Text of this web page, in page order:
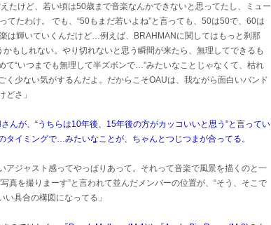
たけど、若い頃は50歳まで音楽なんかできないと思ってたし、ミュー
てたわけ。 でも、“50もまだ若いよね”と言っても、50は50で、60は
は輝いていくんだけど…例えば、BRAHMANに関してはもっと刹那
もしれない。やり切れないと思う瞬間が来たら、無理してできるも
て“いつまでも無理して半ズボンで…”みたいなことじゃなくて、枯れ
く少ない気がするんだよ。だからこそOAUは、我ながら面白いバンド
どさ」
んが、“うちらは10年後、15年後の方がカッコいいと思う”と言ってい
タイミングで…みたいなことが、ちゃんとつじつまが合ってる。
アジャスト感ってやっぱりあって。それって音楽で風景を描くのと一
真を撮りまーす”と言われて並んだメンバーの位置が、“そう、そこで
具合の構図になってる」